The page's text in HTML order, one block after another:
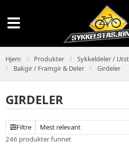
Hjem Produkter Sykkeldeler /
Bakgir / Framgir & Deler
Girdeler
GIRDELER
246 produkter funnet
Filtre